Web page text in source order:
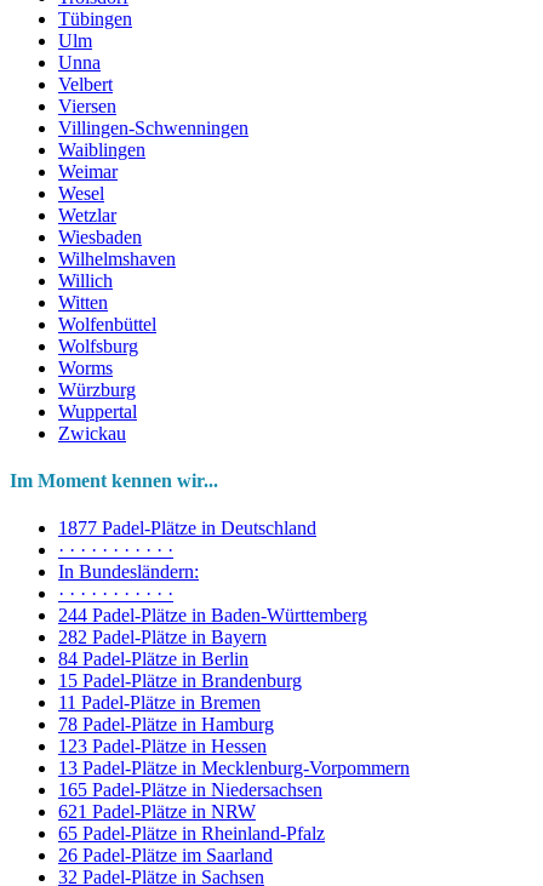
Tübingen
Ulm
Unna
Velbert
Viersen
Villingen-Schwenningen
Waiblingen
Weimar
Wesel
Wetzlar
Wiesbaden
Wilhelmshaven
Willich
Witten
Wolfenbüttel
Wolfsburg
Worms
Würzburg
Wuppertal
Zwickau
Im Moment kennen wir...
1877 Padel-Plätze in Deutschland
· · · · · · · · · · ·
In Bundesländern:
· · · · · · · · · · ·
244 Padel-Plätze in Baden-Württemberg
282 Padel-Plätze in Bayern
84 Padel-Plätze in Berlin
15 Padel-Plätze in Brandenburg
11 Padel-Plätze in Bremen
78 Padel-Plätze in Hamburg
123 Padel-Plätze in Hessen
13 Padel-Plätze in Mecklenburg-Vorpommern
165 Padel-Plätze in Niedersachsen
621 Padel-Plätze in NRW
65 Padel-Plätze in Rheinland-Pfalz
26 Padel-Plätze im Saarland
32 Padel-Plätze in Sachsen